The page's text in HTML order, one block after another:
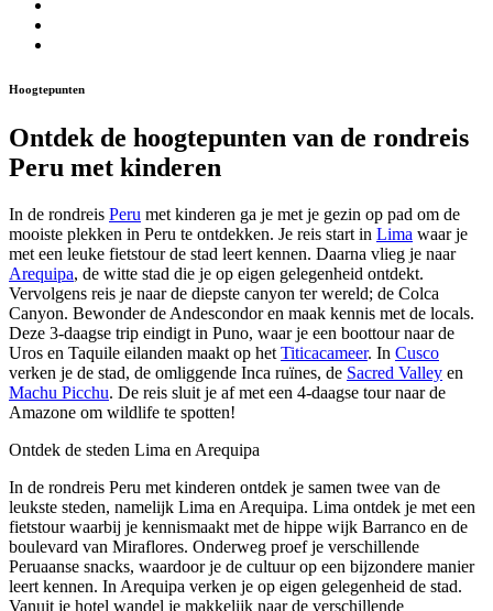
Hoogtepunten
Ontdek de hoogtepunten van de rondreis
Peru met kinderen
In de rondreis Peru met kinderen ga je met je gezin op pad om de
mooiste plekken in Peru te ontdekken. Je reis start in Lima waar je
met een leuke fietstour de stad leert kennen. Daarna vlieg je naar
Arequipa, de witte stad die je op eigen gelegenheid ontdekt.
Vervolgens reis je naar de diepste canyon ter wereld; de Colca
Canyon. Bewonder de Andescondor en maak kennis met de locals.
Deze 3-daagse trip eindigt in Puno, waar je een boottour naar de
Uros en Taquile eilanden maakt op het Titicacameer. In Cusco
verken je de stad, de omliggende Inca ruïnes, de Sacred Valley en
Machu Picchu. De reis sluit je af met een 4-daagse tour naar de
Amazone om wildlife te spotten!
Ontdek de steden Lima en Arequipa
In de rondreis Peru met kinderen ontdek je samen twee van de
leukste steden, namelijk Lima en Arequipa. Lima ontdek je met een
fietstour waarbij je kennismaakt met de hippe wijk Barranco en de
boulevard van Miraflores. Onderweg proef je verschillende
Peruaanse snacks, waardoor je de cultuur op een bijzondere manier
leert kennen. In Arequipa verken je op eigen gelegenheid de stad.
Vanuit je hotel wandel je makkelijk naar de verschillende